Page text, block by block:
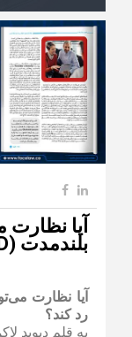
آیا نظارت
بلندمدت (LTD) را رد کند؟
رد کند؟
به قلم دیوید